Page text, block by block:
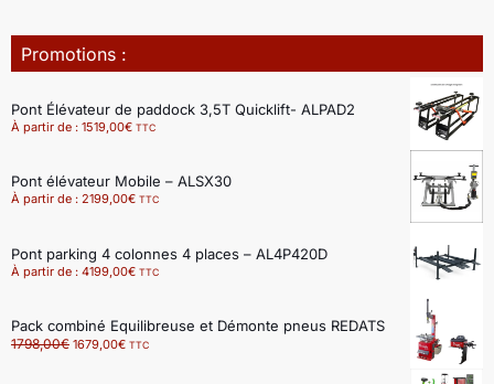
Promotions :
Pont Élévateur de paddock 3,5T Quicklift- ALPAD2
À partir de : 1519,00€ TTC
Pont élévateur Mobile – ALSX30
À partir de : 2199,00€ TTC
Pont parking 4 colonnes 4 places – AL4P420D
À partir de : 4199,00€ TTC
Pack combiné Equilibreuse et Démonte pneus REDATS
1798,00€ 1679,00€ TTC